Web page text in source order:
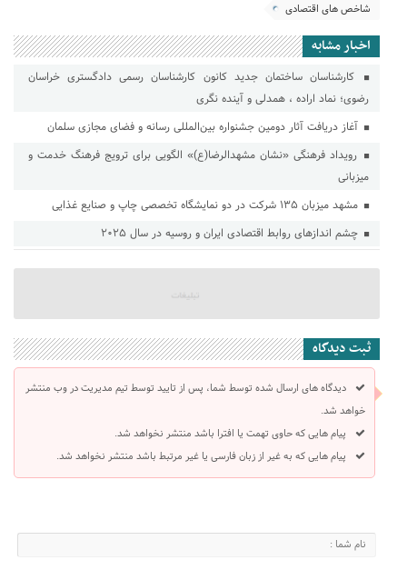
شاخص های اقتصادی
اخبار مشابه
کارشناسان ساختمان جدید کانون کارشناسان رسمی دادگستری خراسان
رضوی؛ نماد اراده ، همدلی و آینده نگری
آغاز دریافت آثار دومین جشنواره بین‌المللی رسانه و فضای مجازی سلمان
رویداد فرهنگی «نشان مشهدالرضا(ع)» الگویی برای ترویج فرهنگ خدمت و
میزبانی
مشهد میزبان ۱۳۵ شرکت در دو نمایشگاه تخصصی چاپ و صنایع غذایی
چشم اندازهای روابط اقتصادی ایران و روسیه در سال ۲۰۲۵
ثبت دیدگاه
دیدگاه های ارسال شده توسط شما، پس از تایید توسط تیم مدیریت در وب منتشر
خواهد شد.
پیام هایی که حاوی تهمت یا افترا باشد منتشر نخواهد شد.
پیام هایی که به غیر از زبان فارسی یا غیر مرتبط باشد منتشر نخواهد شد.